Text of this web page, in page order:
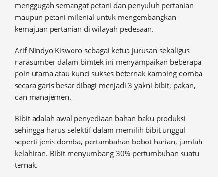
menggugah semangat petani dan penyuluh pertanian
maupun petani milenial untuk mengembangkan
kemajuan pertanian di wilayah pedesaan.
Arif Nindyo Kisworo sebagai ketua jurusan sekaligus
narasumber dalam bimtek ini menyampaikan beberapa
poin utama atau kunci sukses beternak kambing domba
secara garis besar dibagi menjadi 3 yakni bibit, pakan,
dan manajemen.
Bibit adalah awal penyediaan bahan baku produksi
sehingga harus selektif dalam memilih bibit unggul
seperti jenis domba, pertambahan bobot harian, jumlah
kelahiran. Bibit menyumbang 30% pertumbuhan suatu
ternak.